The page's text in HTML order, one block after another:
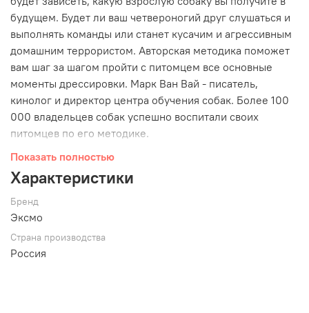
будущем. Будет ли ваш четвероногий друг слушаться и
выполнять команды или станет кусачим и агрессивным
домашним террористом. Авторская методика поможет
вам шаг за шагом пройти с питомцем все основные
моменты дрессировки. Марк Ван Вай - писатель,
кинолог и директор центра обучения собак. Более 100
000 владельцев собак успешно воспитали своих
питомцев по его методике.
- выбрать необходимые принадлежности;
- исключить рычание и агрессию питомца;
- приучить щенка к ошейнику и прогулкам на поводке;
Показать полностью
Характеристики
Бренд
Эксмо
Страна производства
Россия